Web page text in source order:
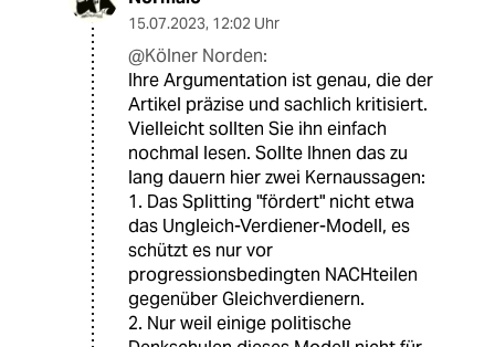
15.07.2023, 12:02 Uhr
@Kölner Norden:
Ihre Argumentation ist genau, die der
Artikel präzise und sachlich kritisiert.
Vielleicht sollten Sie ihn einfach
nochmal lesen. Sollte Ihnen das zu
lang dauern hier zwei Kernaussagen:
1. Das Splitting "fördert" nicht etwa
das Ungleich-Verdiener-Modell, es
schützt es nur vor
progressionsbedingten NACHteilen
gegenüber Gleichverdienern.
2. Nur weil einige politische